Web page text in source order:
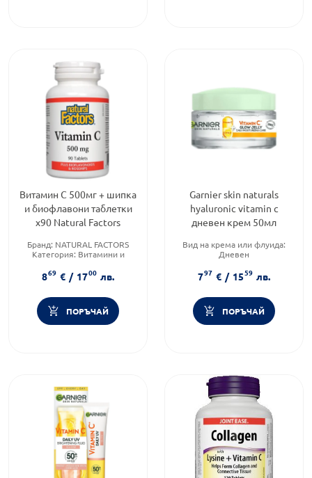
Витамин С 500мг + шипка
и биофлавони таблетки
х90 Natural Factors
Бранд: NATURAL FACTORS
Категория: Витамини и
Форма на продукта:разтвор
869 € / 1700 лв.
ПОРЪЧАЙ
Garnier skin naturals
hyaluronic vitamin c
дневен крем 50мл
Вид на крема или флуида:
Дневен
NATURALS
Тип кожа: Всеки тип кожа
797 € / 1559 лв.
ПОРЪЧАЙ